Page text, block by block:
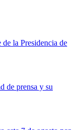
la Presidencia de
de prensa y su